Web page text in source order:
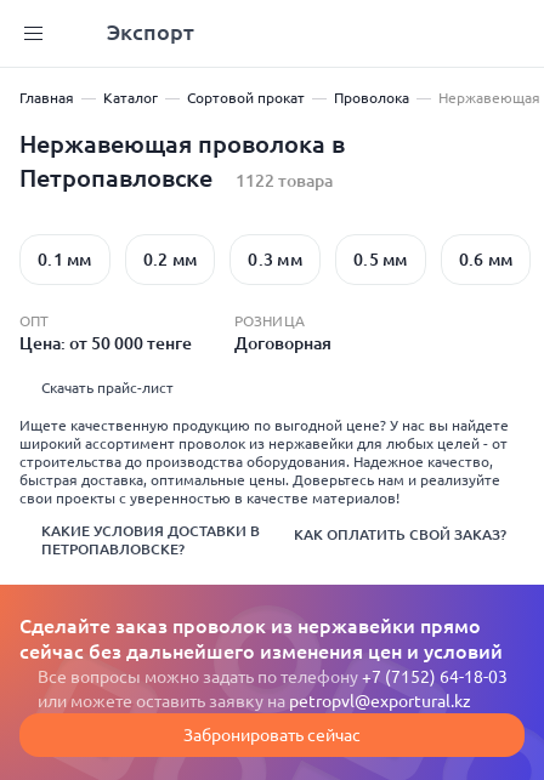
Экспорт
Главная Каталог Сортовой прокат Проволока Нержавеющая
Нержавеющая проволока в
Петропавловске
1122 товара
0.1 мм 0.2 мм 0.3 мм 0.5 мм 0.6 мм
ОПТ
Цена: от 50 000 тенге
РОЗНИЦА
Договорная
Скачать прайс-лист
Ищете качественную продукцию по выгодной цене? У нас вы найдете
широкий ассортимент проволок из нержавейки для любых целей - от
строительства до производства оборудования. Надежное качество,
быстрая доставка, оптимальные цены. Доверьтесь нам и реализуйте
свои проекты с уверенностью в качестве материалов!
КАКИЕ УСЛОВИЯ ДОСТАВКИ В
ПЕТРОПАВЛОВСКЕ?
КАК ОПЛАТИТЬ СВОЙ ЗАКАЗ?
Сделайте заказ проволок из нержавейки прямо
сейчас без дальнейшего изменения цен и условий
Все вопросы можно задать по телефону+7 (7152) 64-18-03
или можете оставить заявку на petropvl@exportural.kz
Забронировать сейчас